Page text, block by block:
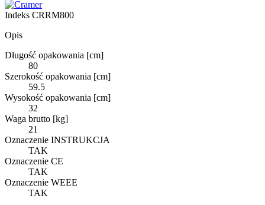
Indeks CRRM800
Opis
Długość opakowania [cm]
80
Szerokość opakowania [cm]
59.5
Wysokość opakowania [cm]
32
Waga brutto [kg]
21
Oznaczenie INSTRUKCJA
TAK
Oznaczenie CE
TAK
Oznaczenie WEEE
TAK